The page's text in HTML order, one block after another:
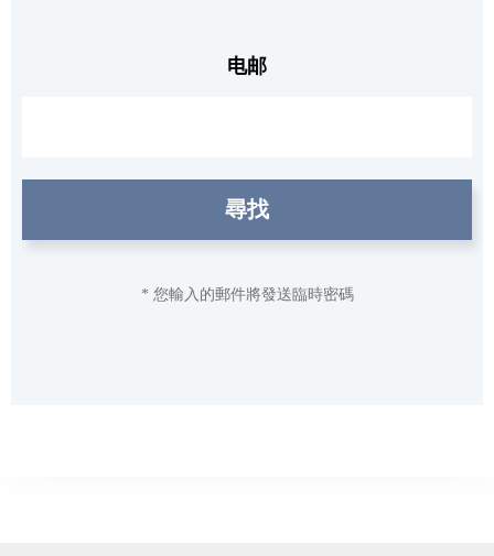
电邮
尋找
* 您輸入的郵件將發送臨時密碼